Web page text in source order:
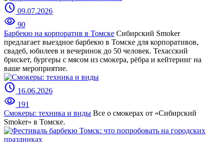
schedule 09.07.2026
visibility 90
Барбекю на корпоратив в Томске Сибирский Smoker
предлагает выездное барбекю в Томске для корпоративов,
свадеб, юбилеев и вечеринок до 50 человек. Техасский
брискет, бургеры с мясом из смокера, рёбра и кейтеринг на
ваше мероприятие.
schedule 16.06.2026
visibility 191
Смокеры: техника и виды Все о смокерах от «Сибирский
Smoker» в Томске.